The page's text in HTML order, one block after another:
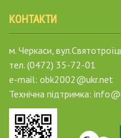
КОНТАКТИ
м. Черкаси,
тел. (0472) 35-72-01
e-mail: obk2002@ukr.net
Технічна підтримка: